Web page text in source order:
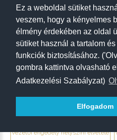
Ez a weboldal sütiket
veszem, hogy a kényelmes
élmény érdekében az oldal
sütiket használ a tartalom
funkciók biztosításához.
gombra kattintva olvasható
Adatkezelési Szabályzat)
Elfogadom
tisztességtelen befolyás gépírásos
keltezés hiánya végrendelet aláírás
több lap sorszámozás végrendelet
orvosi iratok beszerzése hagyatéki per
kúria végrendelet bizonyítási teher
alkoholos befolyásoltság vezetés
vezetői engedély helyszíni elvétele